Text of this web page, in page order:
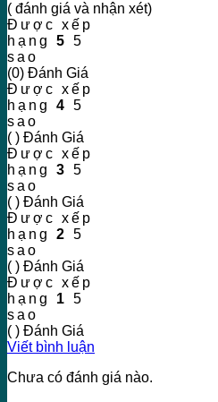
( đánh giá và nhận xét)
Được xếp
hạng 5 5
sao
(0) Đánh Giá
Được xếp
hạng 4 5
sao
( ) Đánh Giá
Được xếp
hạng 3 5
sao
( ) Đánh Giá
Được xếp
hạng 2 5
sao
( ) Đánh Giá
Được xếp
hạng 1 5
sao
( ) Đánh Giá
Viết bình luận
Chưa có đánh giá nào.